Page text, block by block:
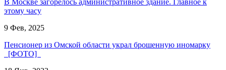
этому часу
9 Фев, 2025
Пенсионер из Омской области украл брошенную иномарку
[ФОТО]